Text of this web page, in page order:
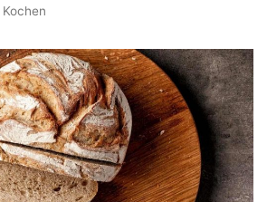
Kochen